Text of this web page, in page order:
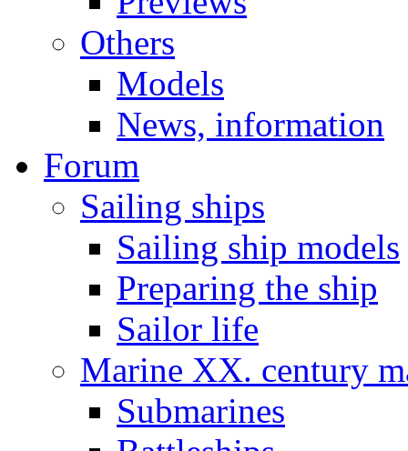
Others
Models
News, information
Forum
Sailing ships
Sailing ship models
Preparing the ship
Sailor life
Marine XX. century
Submarines